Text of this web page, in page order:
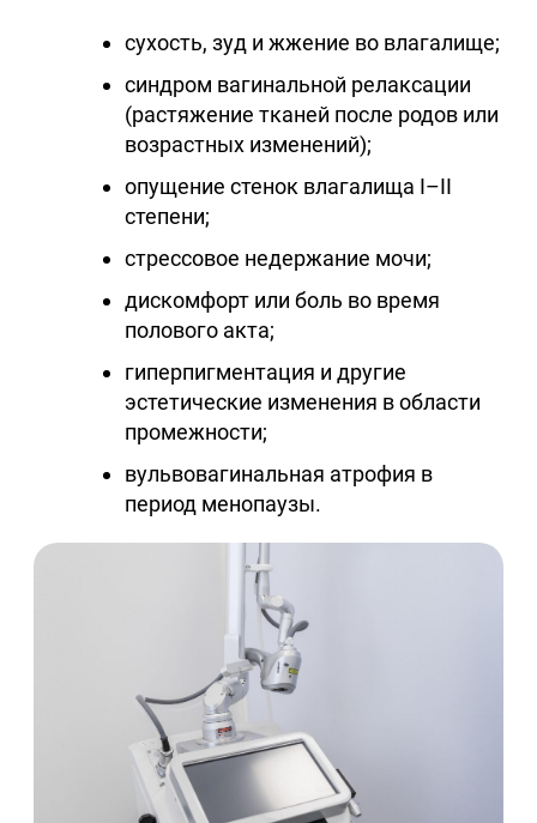
сухость, зуд и жжение во влагалище;
синдром вагинальной релаксации
(растяжение тканей после родов или
возрастных изменений);
опущение стенок влагалища I–II
степени;
стрессовое недержание мочи;
дискомфорт или боль во время
полового акта;
гиперпигментация и другие
эстетические изменения в области
промежности;
вульвовагинальная атрофия в
период менопаузы.